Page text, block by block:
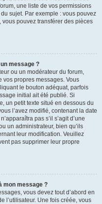
une liste de vos permissions
sujet. Par exemple : vous pouvez
pouvez transférer des pièces
message ?
ou un modérateur du forum,
vos propres messages. Vous
le bouton adéquat, parfois
initial ait été publié. Si
un petit texte situé en dessous du
l’avez modifié, contenant la date
pas s’il s’agit d’une
un administrateur, bien qu’ils
leur modification. Veuillez
pas supprimer leur propre
mon message ?
vous devez tout d’abord en
l’utilisateur. Une fois créée, vous